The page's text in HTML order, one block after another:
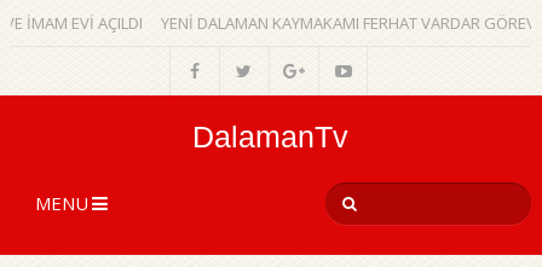
İMAM EVİ AÇILDI YENİ DALAMAN KAYMAKAMI FERHAT VARDAR
DalamanTv
MENU